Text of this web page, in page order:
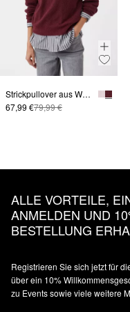
Strickpullover aus Wollmix
67,99 €79,99 €
ALLE VORTEILE,
ANMELDEN UND
BESTELLUNG
Registrieren Sie sich jetzt für
über ein 10%
zu Events sowie viele weitere